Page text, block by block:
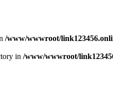
/www/wwwroot/
in /www/wwwroot/